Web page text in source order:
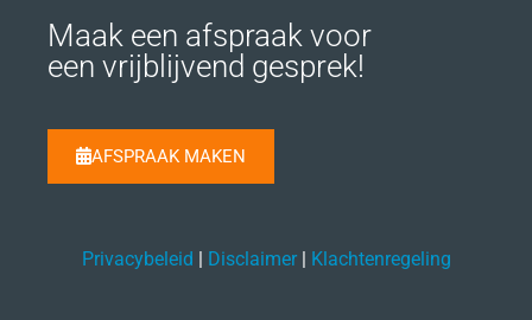
Maak een afspraak voor
een vrijblijvend gesprek!
AFSPRAAK MAKEN
Privacybeleid | Disclaimer| Klachtenregeling